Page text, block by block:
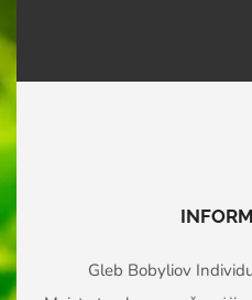
Gleb Bobyliov